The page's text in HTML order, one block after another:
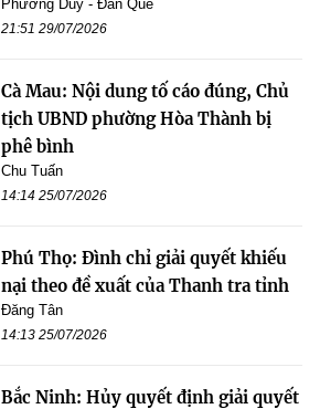
Phương Duy - Đan Quế
21:51 29/07/2026
Cà Mau: Nội dung tố cáo đúng, Chủ
tịch UBND phường Hòa Thành bị
phê bình
Chu Tuấn
14:14 25/07/2026
Phú Thọ: Đình chỉ giải quyết khiếu
nại theo đề xuất của Thanh tra tỉnh
Đăng Tân
14:13 25/07/2026
Bắc Ninh: Hủy quyết định giải quyết